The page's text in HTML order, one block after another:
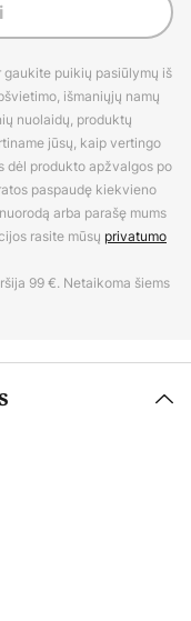
puikių pasiūlymų iš
išmaniųjų namų
nuolaidų, produktų
jūsų, kaip vertingo
dėl produkto apžvalgos po
paspaudę kiekvieno
arba parašę mums
rasite mūsų privatumo
99 €. Netaikoma šiems